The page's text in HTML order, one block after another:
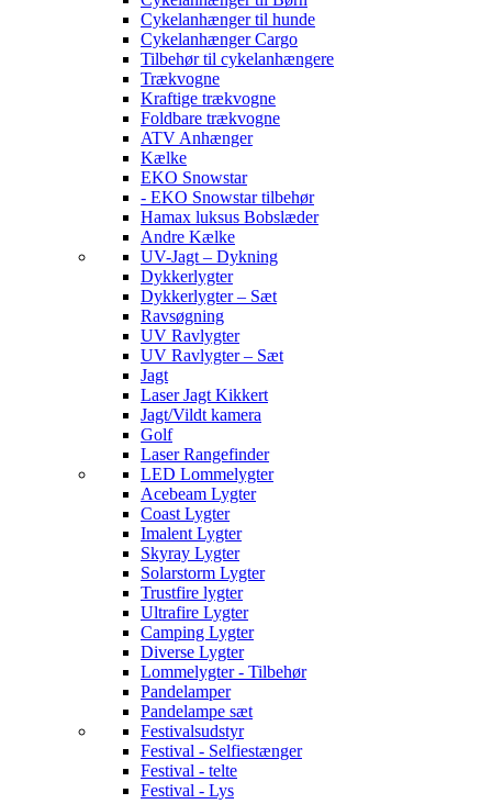
Cykelanhænger til hunde
Cykelanhænger Cargo
Tilbehør til cykelanhængere
Trækvogne
Kraftige trækvogne
Foldbare trækvogne
ATV Anhænger
Kælke
EKO Snowstar
- EKO Snowstar tilbehør
Hamax luksus Bobslæder
Andre Kælke
UV-Jagt – Dykning
Dykkerlygter
Dykkerlygter – Sæt
Ravsøgning
UV Ravlygter
UV Ravlygter – Sæt
Jagt
Laser Jagt Kikkert
Jagt/Vildt kamera
Golf
Laser Rangefinder
LED Lommelygter
Acebeam Lygter
Coast Lygter
Imalent Lygter
Skyray Lygter
Solarstorm Lygter
Trustfire lygter
Ultrafire Lygter
Camping Lygter
Diverse Lygter
Lommelygter - Tilbehør
Pandelamper
Pandelampe sæt
Festivalsudstyr
Festival - Selfiestænger
Festival - telte
Festival - Lys